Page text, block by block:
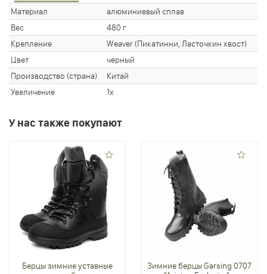
Материал
алюминиевый сплав
Вес
480 г
Крепление
Weaver (Пикатинни, Ласточкин хвост)
Цвет
черный
Производство (страна)
Китай
Увеличение
1х
У нас также покупают
Берцы зимние уставные
Зимние берцы Garsing 0707